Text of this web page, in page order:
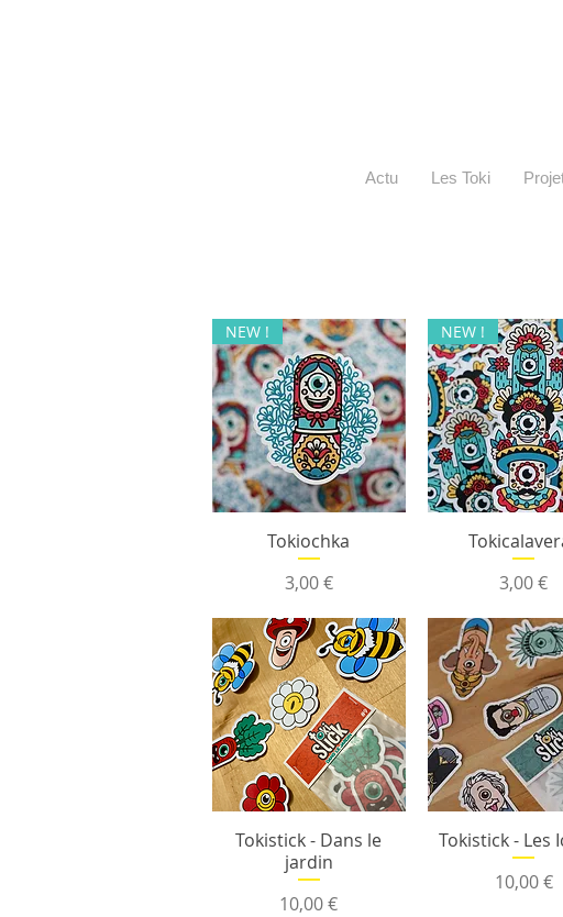
Actu Les Toki
NEW !
Tokiochka
Prix
3,00 €
NEW !
Prix
3,00 €
Tokistick - Dans le
jardin
Prix
10,00 €
Tokistick - Les
Prix
10,00 €